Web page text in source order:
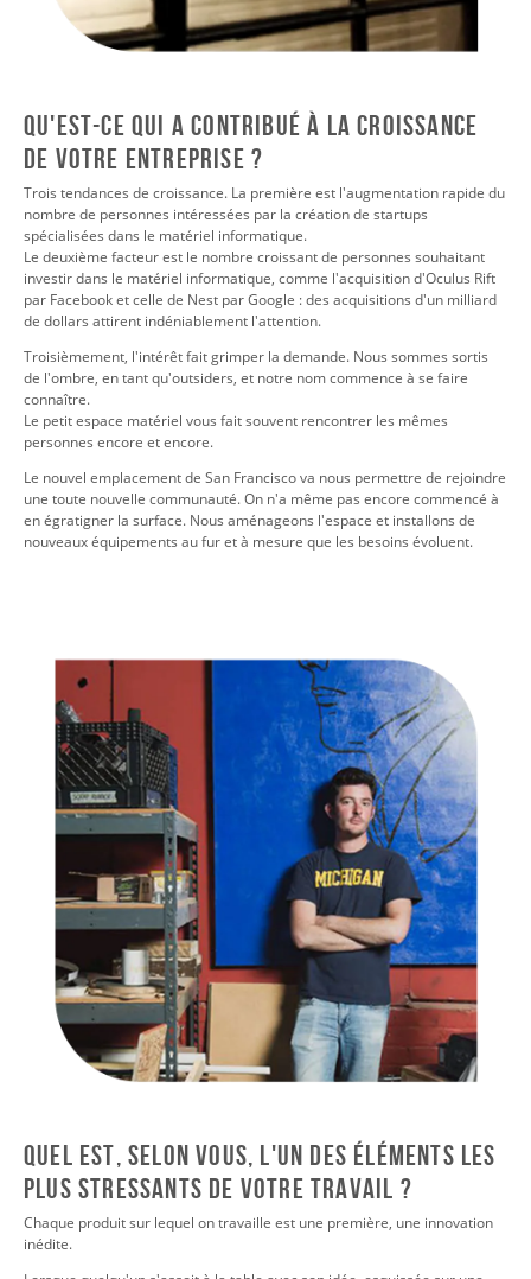
Qu'est-ce qui a contribué à la croissance
de votre entreprise ?
Trois tendances de croissance. La première est l'augmentation rapide du
nombre de personnes intéressées par la création de startups
spécialisées dans le matériel informatique.
Le deuxième facteur est le nombre croissant de personnes souhaitant
investir dans le matériel informatique, comme l'acquisition d'Oculus Rift
par Facebook et celle de Nest par Google : des acquisitions d'un milliard
de dollars attirent indéniablement l'attention.
Troisièmement, l'intérêt fait grimper la demande. Nous sommes sortis
de l'ombre, en tant qu'outsiders, et notre nom commence à se faire
connaître.
Le petit espace matériel vous fait souvent rencontrer les mêmes
personnes encore et encore.
Le nouvel emplacement de San Francisco va nous permettre de rejoindre
une toute nouvelle communauté. On n'a même pas encore commencé à
en égratigner la surface. Nous aménageons l'espace et installons de
nouveaux équipements au fur et à mesure que les besoins évoluent.
QUEL EST, SELON VOUS, L'UN DES ÉLÉMENTS LES
PLUS STRESSANTS DE VOTRE TRAVAIL ?
Chaque produit sur lequel on travaille est une première, une innovation
inédite.